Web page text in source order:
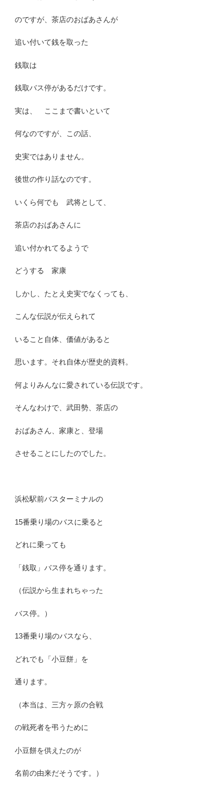
のですが、茶店のおばあさんが
追い付いて銭を取った
銭取は
銭取バス停があるだけです。
実は、 ここまで書いといて
何なのですが、この話、
史実ではありません。
後世の作り話なのです。
いくら何でも 武将として、
茶店のおばあさんに
追い付かれてるようで
どうする 家康
しかし、たとえ史実でなくっても、
こんな伝説が伝えられて
いること自体、価値があると
思います。それ自体が歴史的資料。
何よりみんなに愛されている伝説です。
そんなわけで、武田勢、茶店の
おばあさん、家康と、登場
させることにしたのでした。
浜松駅前バスターミナルの
15番乗り場のバスに乗ると
どれに乗っても
「銭取」バス停を通ります。
（伝説から生まれちゃった
バス停。）
13番乗り場のバスなら、
どれでも「小豆餅」を
通ります。
（本当は、三方ヶ原の合戦
の戦死者を弔うために
小豆餅を供えたのが
名前の由来だそうです。）